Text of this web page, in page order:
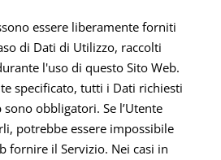
essere liberamente forniti
di Dati di Utilizzo, raccolti
l'uso di questo Sito Web.
specificato, tutti i Dati richiesti
obbligatori. Se l’Utente
potrebbe essere impossibile
fornire il Servizio. Nei casi in